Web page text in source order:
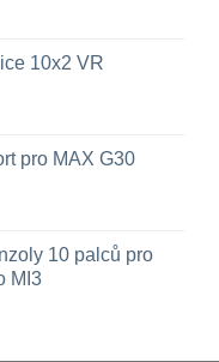
10x2 VR
pro MAX G30
10 palců pro
MI3